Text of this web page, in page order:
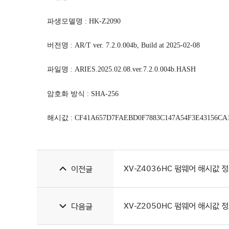
파생모델명 : HK-Z2090
버전명 : AR/T ver. 7.2.0.004b, Build at 2025-02-08
파일명 : ARIES.2025.02.08.ver.7.2.0.004b.HASH
암호화 방식 : SHA-256
해시값 :
이전글 XV-Z4036HC 펌웨어 해시값
다음글 XV-Z2050HC 펌웨어 해시값